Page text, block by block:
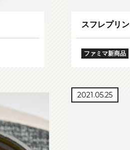
スフレプリン
ファミマ新商品
2021.05.25